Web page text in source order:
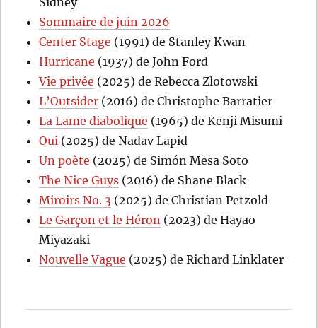
Sommaire de juin 2026
Center Stage (1991) de Stanley Kwan
Hurricane (1937) de John Ford
Vie privée (2025) de Rebecca Zlotowski
L’Outsider (2016) de Christophe Barratier
La Lame diabolique (1965) de Kenji Misumi
Oui (2025) de Nadav Lapid
Un poète (2025) de Simón Mesa Soto
The Nice Guys (2016) de Shane Black
Miroirs No. 3 (2025) de Christian Petzold
Le Garçon et le Héron (2023) de Hayao
Miyazaki
Nouvelle Vague (2025) de Richard Linklater